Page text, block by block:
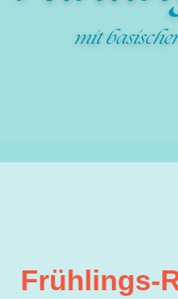
Frühlings-